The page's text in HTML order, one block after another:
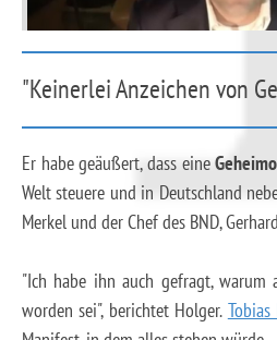
"Keinerlei Anzeichen von
Er habe geäußert, dass eine
Welt steuere und in Deutschland
Merkel und der Chef des BND,
"Ich habe ihn auch gefragt, warum
worden sei", berichtet Holger.